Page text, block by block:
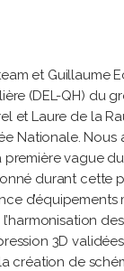
et Guillaume
(DEL-QH) du
et Laure de la
Nationale.
vague
durant
3D
création de